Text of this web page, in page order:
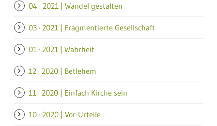
04 · 2021 | Wandel gestalten
03 · 2021 | Fragmentierte Gesellschaft
01 · 2021 | Wahrheit
12 · 2020 | Betlehem
11 · 2020 | Einfach Kirche sein
10 · 2020 | Vor-Urteile